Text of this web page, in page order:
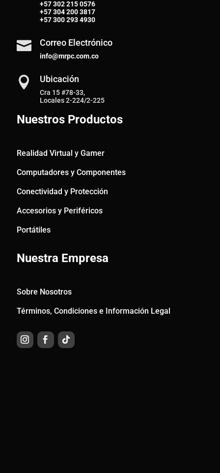
+57302 215 0576
+57304 200 3817
+57300 293 4930
 Correo Electrónico
info@mrpc.com.co
 Ubicación
Cra 15 #78-33,
Locales 2-224/2-225
Nuestros Productos
Realidad Virtual y Gamer
Computadores y Componentes
Conectividad y Protección
Accesorios y Periféricos
Portátiles
Nuestra Empresa
Sobre Nosotros
Términos, Condiciones e Información Legal